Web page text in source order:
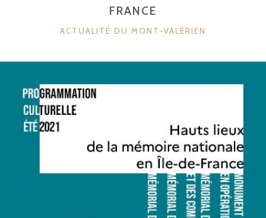
FRANCE
CATÉGORIES
ACTUALITÉ DU MONT-VALÉRIEN